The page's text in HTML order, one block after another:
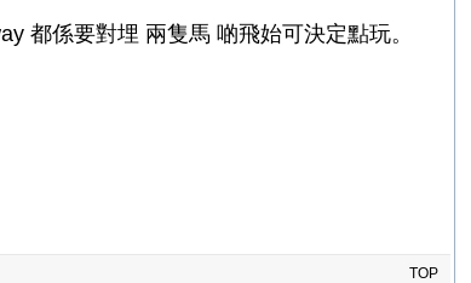
都係要對埋 兩隻馬 啲飛始可決定點玩。
TOP